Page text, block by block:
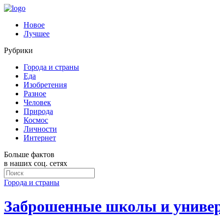
Новое
Лучшее
Рубрики
Города и страны
Еда
Изобретения
Разное
Человек
Природа
Космос
Личности
Интернет
Больше фактов
в наших соц. сетях
Города и страны
Заброшенные школы и